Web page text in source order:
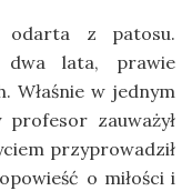
odarta z patosu.
dwa lata, prawie
Właśnie w jednym
zauważył
przyprowadził
o miłości i